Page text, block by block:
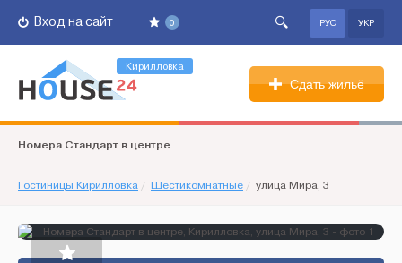
0
Вход на сайт РУС УКР
Кирилловка
Сдать жильё
Номера Стандарт в центре
Гостиницы Кирилловка / Шестикомнатные / улица Мира, 3